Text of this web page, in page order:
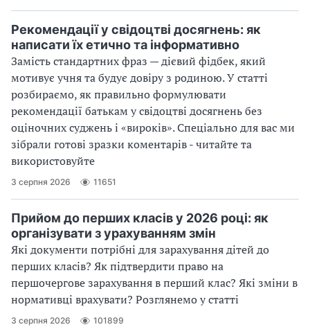
Рекомендації у свідоцтві досягнень: як
написати їх етично та інформативно
Замість стандартних фраз — дієвий фідбек, який
мотивує учня та будує довіру з родиною. У статті
розбираємо, як правильно формулювати
рекомендації батькам у свідоцтві досягнень без
оціночних суджень і «вироків». Спеціально для вас ми
зібрали готові зразки коментарів - читайте та
використовуйте
3 серпня 2026 11651
Прийом до перших класів у 2026 році: як
організувати з урахуванням змін
Які документи потрібні для зарахування дітей до
перших класів? Як підтвердити право на
першочергове зарахування в перший клас? Які зміни в
нормативці врахувати? Розглянемо у статті
3 серпня 2026 101899